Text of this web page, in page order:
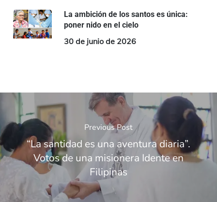
La ambición de los santos es única:
poner nido en el cielo
30 de junio de 2026
Previous Post
“La santidad es una aventura diaria”.
Votos de una misionera Idente en
Filipinas